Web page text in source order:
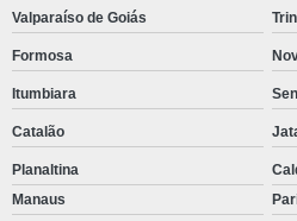
Valparaíso de Goiás
Formosa
Itumbiara
Catalão
Planaltina
Manaus